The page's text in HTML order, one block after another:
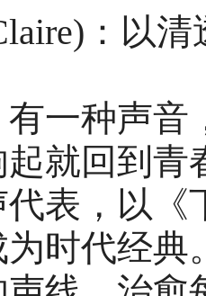
：以清
种声音
就回到青
表，以《
时代经典